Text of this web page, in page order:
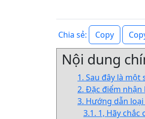
Chia sẻ: Copy
Nội dung
1. Sau đây là
2. Đặc điểm
3. Hướng dẫn
3.1. 1, Hãy